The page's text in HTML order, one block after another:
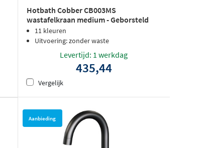
Hotbath Cobber CB003MS
wastafelkraan medium - Geborsteld
messing PVD
11 kleuren
Uitvoering: zonder waste
Levertijd: 1 werkdag
435,44
Vergelijk
Aanbieding